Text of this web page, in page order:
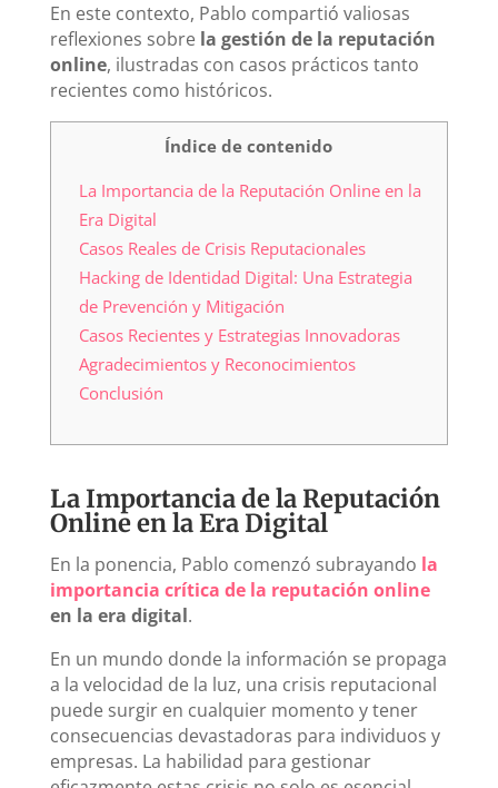
En este contexto, Pablo compartió valiosas
reflexiones sobrela gestión de la reputación
online, ilustradas con casos prácticos tanto
recientes como históricos.
Índice de contenido
La Importancia de la Reputación Online en la
Era Digital
Casos Reales de Crisis Reputacionales
Hacking de Identidad Digital: Una Estrategia
de Prevención y Mitigación
Casos Recientes y Estrategias Innovadoras
Agradecimientos y Reconocimientos
Conclusión
La Importancia de la Reputación
Online en la Era Digital
En la ponencia, Pablo comenzó subrayando la
importancia crítica de la reputación online
en la era digital.
En un mundo donde la información se propaga
a la velocidad de la luz, una crisis reputacional
puede surgir en cualquier momento y tener
consecuencias devastadoras para individuos y
empresas. La habilidad para gestionar